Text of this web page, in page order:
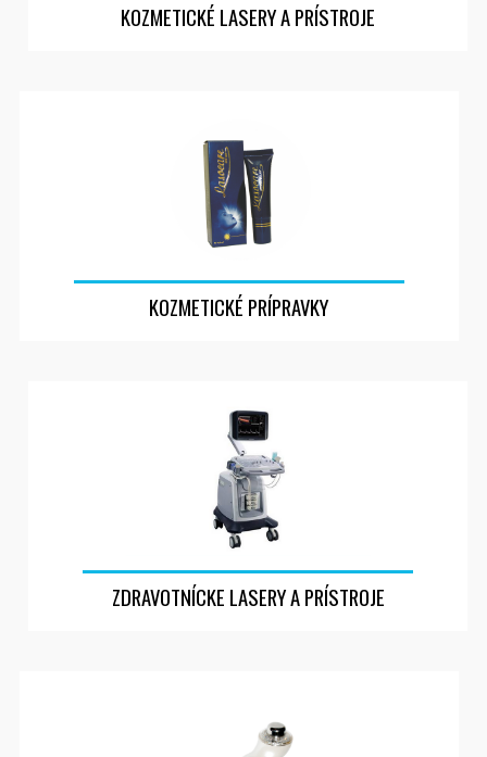
KOZMETICKÉ LASERY A PRÍSTROJE
KOZMETICKÉ PRÍPRAVKY
ZDRAVOTNÍCKE LASERY A PRÍSTROJE